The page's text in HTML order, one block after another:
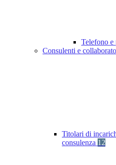
Telefono e
Consulenti e
Titolari di
consulenza 12